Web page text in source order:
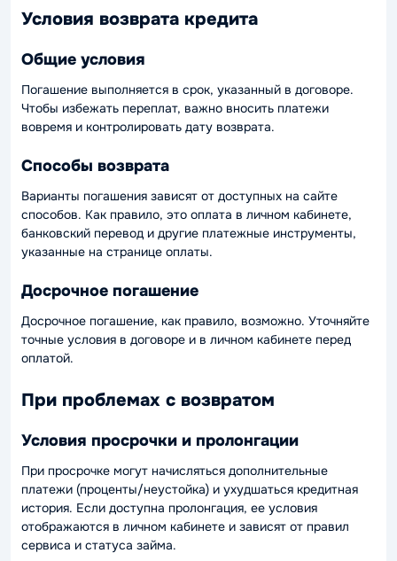
Условия возврата кредита
Общие условия
Погашение выполняется в срок, указанный в договоре.
Чтобы избежать переплат, важно вносить платежи
вовремя и контролировать дату возврата.
Способы возврата
Варианты погашения зависят от доступных на сайте
способов. Как правило, это оплата в личном кабинете,
банковский перевод и другие платежные инструменты,
указанные на странице оплаты.
Досрочное погашение
Досрочное погашение, как правило, возможно. Уточняйте
точные условия в договоре и в личном кабинете перед
оплатой.
При проблемах с возвратом
Условия просрочки и пролонгации
При просрочке могут начисляться дополнительные
платежи (проценты/неустойка) и ухудшаться кредитная
история. Если доступна пролонгация, ее условия
отображаются в личном кабинете и зависят от правил
сервиса и статуса займа.